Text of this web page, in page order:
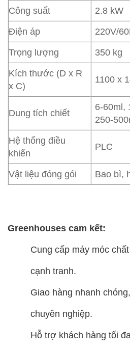
Công suất 2.8 kW
Điện áp 220V/
Trọng lượng 350 kg
Kích thước (D x R
x C)
1100 x
Dung tích chiết
6-60ml,
250-
Hệ thống điều
khiển
PLC
Vật liệu đóng gói Bao bì,
Greenhouses cam kết:
Cung cấp máy móc
cạnh tranh.
Giao hàng nhanh
chuyên nghiệp.
Hỗ trợ khách hàng tối